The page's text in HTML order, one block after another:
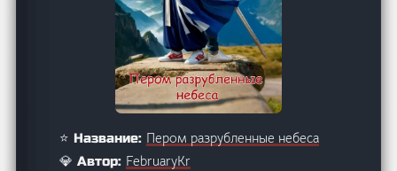
⭐ Название: Пером разрубленные небеса
💎 Автор: FebruaryKr